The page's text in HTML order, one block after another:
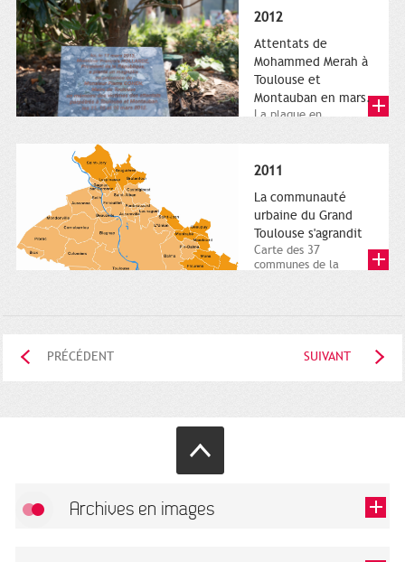
Métropole,
représentant l'anneau
de Moëbius.
2012
Attentats de
Mohammed Merah à
Toulouse et
Montauban en mars.
La plaque en
Charles-de-Gaulle.
2011
La communauté
urbaine du Grand
Toulouse s'agrandit
Carte des 37
communes de la
PRÉCÉDENT SUIVANT
Archives en images